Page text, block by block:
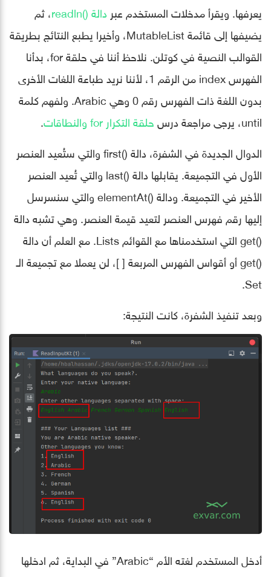
يعرفها. ويقرأ مدخلات المستخدم عبر دالة ()readln
، ثم
يضيفها إلى قائمة MutableList، وأخيرا يطبع النتائج بطريقة
القوالب النصية في كوتلن. نلاحظ أننا في حلقة for، بدأنا
الفهرس index من الرقم 1، ﻷننا نريد طباعة اللغات الأخرى
بدون اللغة ذات الفهرس رقم 0 وهي Arabic. ولفهم كلمة
until، يرجى مراجعة درس
حلقة التكرار for والنطاقات
.
الدوال الجديدة في الشفرة، دالة ()first والتي ستُعيد العنصر
الأول في التجميعة. يقابلها دالة ()last والتي تُعيد العنصر
الأخير في التجميعة. ودالة ()elementAt والتي سنسرسل
إليها رقم فهرس العنصر لتعيد قيمة العنصر. وهي تشبه دالة
()get التي استخدمناها مع القوائم Lists. مع العلم أن دالة
()get أو أقواس الفهرس المربعة [ ]، لن يعملا مع تجميعة الـ
Set.
وبعد تنفيذ الشفرة، كانت النتيجة:
أدخل المستخدم لغته الأم “Arabic” في البداية، ثم ادخلها